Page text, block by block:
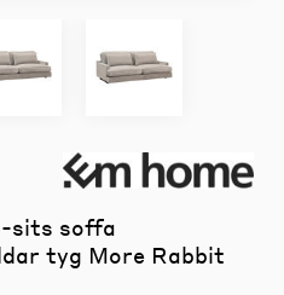
sits soffa
tyg More Rabbit